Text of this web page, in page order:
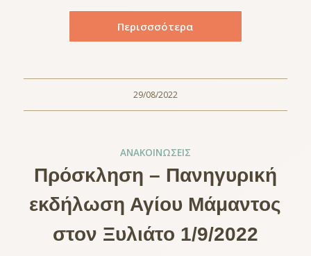
Περισσσότερα
29/08/2022
ΑΝΑΚΟΙΝΏΣΕΙΣ
Πρόσκληση – Πανηγυρική
εκδήλωση Αγίου Μάμαντος
στον Ξυλιάτο 1/9/2022